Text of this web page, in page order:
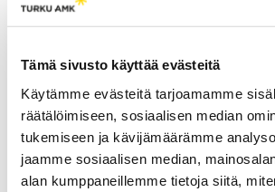
Tämä sivusto käyttää evästeitä
Käytämme evästeitä tarjoamamme
räätälöimiseen, sosiaalisen median
tukemiseen ja kävijämäärämme
jaamme sosiaalisen median,
alan kumppaneillemme tietoja siitä,
satavuotiaasta
Tiesitsä
Halloween
syksyiset